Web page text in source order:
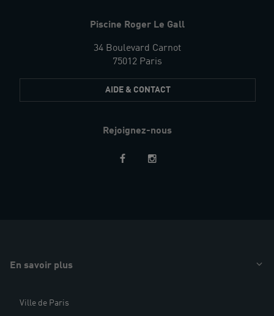
Piscine Roger Le Gall
34 Boulevard Carnot
75012 Paris
AIDE & CONTACT
Rejoignez-nous
En savoir plus
Ville de Paris